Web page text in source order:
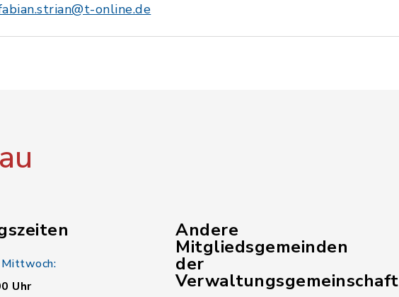
online.de
Uhr
Andere
Mitgliedsgemeinden
der
Verwaltungsgemeinschaft